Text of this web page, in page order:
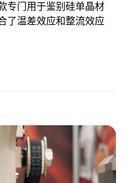
专门用于鉴别硅单晶材
了温差效应和整流效应